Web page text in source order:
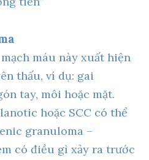
máu này xuất hiện
thấu, ví dụ: gai
tay, môi hoặc mặt.
hoặc SCC có thể
granuloma –
có điều gì xảy ra trước